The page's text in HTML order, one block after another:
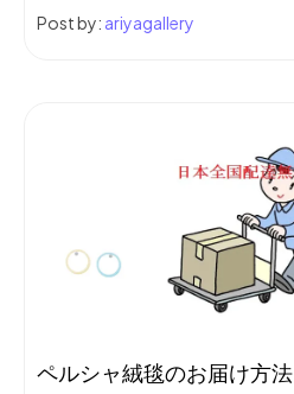
Post by: ariyagallery
ペルシャ絨毯のお届け方法